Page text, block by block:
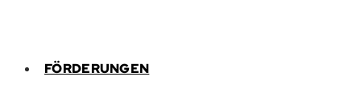
FÖRDERUNGEN